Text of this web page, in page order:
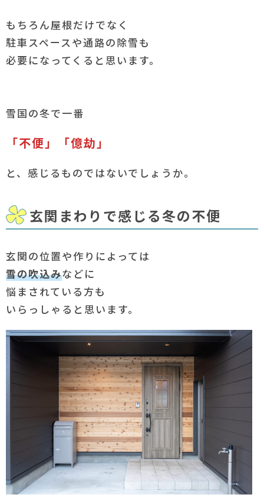
もちろん屋根だけでなく
駐車スペースや通路の除雪も
必要になってくると思います。
雪国の冬で一番
「不便」「億劫」
と、感じるものではないでしょうか。
玄関まわりで感じる冬の不便
玄関の位置や作りによっては
雪の吹込みなどに
悩まされている方も
いらっしゃると思います。